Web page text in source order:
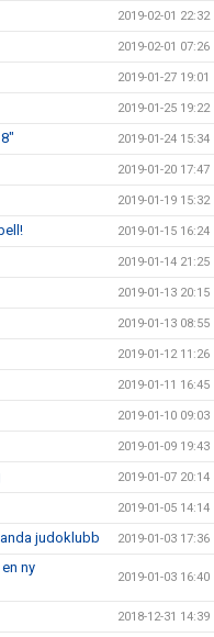
2019-02-01 22:32
2019-02-01 07:26
2019-01-27 19:01
2019-01-25 19:22
2019-01-24 15:34
2019-01-20 17:47
2019-01-19 15:32
2019-01-15 16:24
2019-01-14 21:25
2019-01-13 20:15
2019-01-13 08:55
2019-01-12 11:26
2019-01-11 16:45
2019-01-10 09:03
2019-01-09 19:43
2019-01-07 20:14
2019-01-05 14:14
judoklubb 2019-01-03 17:36
ny
2019-01-03 16:40
2018-12-31 14:39